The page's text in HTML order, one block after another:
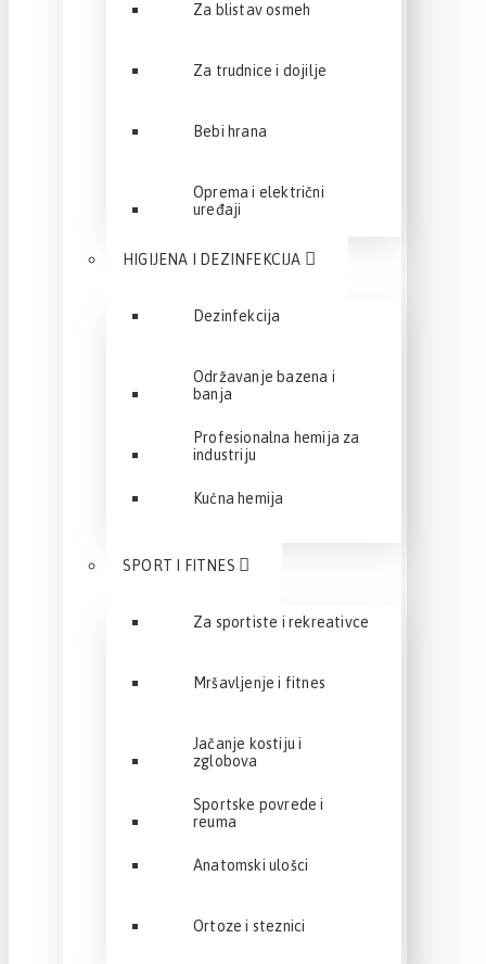
Za blistav osmeh
Za trudnice i dojilje
Bebi hrana
Oprema i električni
uređaji
HIGIJENA I DEZINFEKCIJA
Dezinfekcija
Održavanje bazena i
banja
Profesionalna hemija za
industriju
Kućna hemija
SPORT I FITNES
Za sportiste i rekreativce
Mršavljenje i fitnes
Jačanje kostiju i
zglobova
Sportske povrede i
reuma
Anatomski ulošci
Ortoze i steznici